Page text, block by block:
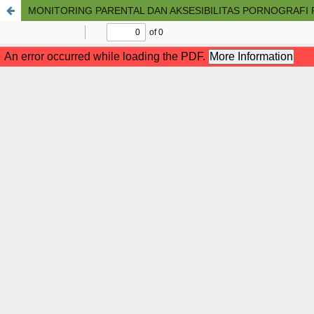
MONITORING PARENTAL DAN AKSESIBILITAS PORNOGRAFI